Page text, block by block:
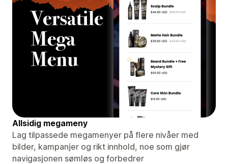
Allsidig megameny
Lag tilpassede megamenyer på flere nivåer med
bilder, kampanjer og rikt innhold, noe som gjør
navigasjonen sømløs og forbedrer